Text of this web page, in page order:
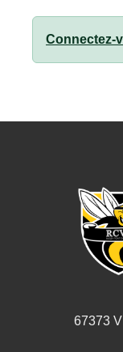
Connectez-
67373